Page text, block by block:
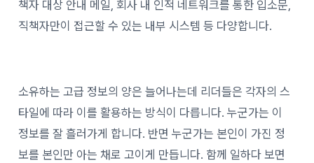
책자 대상 안내 메일, 회사 내 인적 네트워크를 통한 입소문,
직책자만이 접근할 수 있는 내부 시스템 등 다양합니다.
소유하는 고급 정보의 양은 늘어나는데 리더들은 각자의 스
타일에 따라 이를 활용하는 방식이 다릅니다. 누군가는 이
정보를 잘 흘러가게 합니다. 반면 누군가는 본인이 가진 정
보를 본인만 아는 채로 고이게 만듭니다. 함께 일하다 보면